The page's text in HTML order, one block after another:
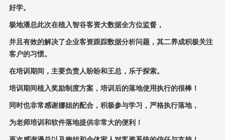
好学。
极地潘总此次在植入智谷客资大数据全方位监督，
并且有效的解决了企业客资跟踪数据分析问题，其二养成积极关注
客户的习惯。
在培训期间，主要负责人盼盼和王总，乐于探索。
培训期间植入奖励制度方案，培训后的落地使用执行的很棒！
同时也非常感谢娜姐的配合，积极参与学习，严格执行落地，
为老师培训和软件落地提供非常大的便利！